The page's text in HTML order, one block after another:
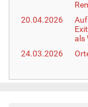
20.04.2026
Auf
als
24.03.2026